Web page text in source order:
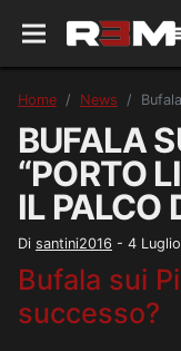
Home News Bufala
BUFALA
“PORTO
IL PALCO
Di santini2016 - 4
Bufala sui
successo?